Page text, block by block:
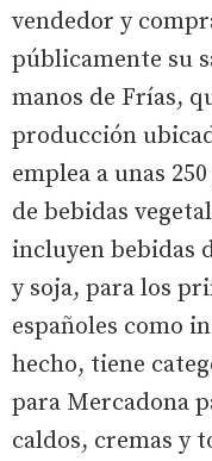
vendedor y
públicamente su
manos de Frías,
producción
emplea a unas
de bebidas
incluyen bebidas
y soja, para los
españoles como
hecho, tiene
para Mercadona
caldos, cremas y